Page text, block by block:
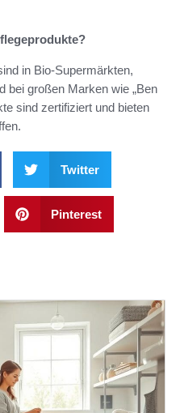
in Bio-Supermärkten,
bei großen Marken wie „Ben
sind zertifiziert und bieten
Twitter
Pinterest